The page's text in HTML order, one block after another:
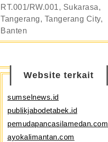
RT.001/RW.001, Sukarasa,
Tangerang, Tangerang City,
Banten
Website terkait
sumselnews.id
publikjabodetabek.id
pemudapancasilamedan.com
ayokalimantan.com